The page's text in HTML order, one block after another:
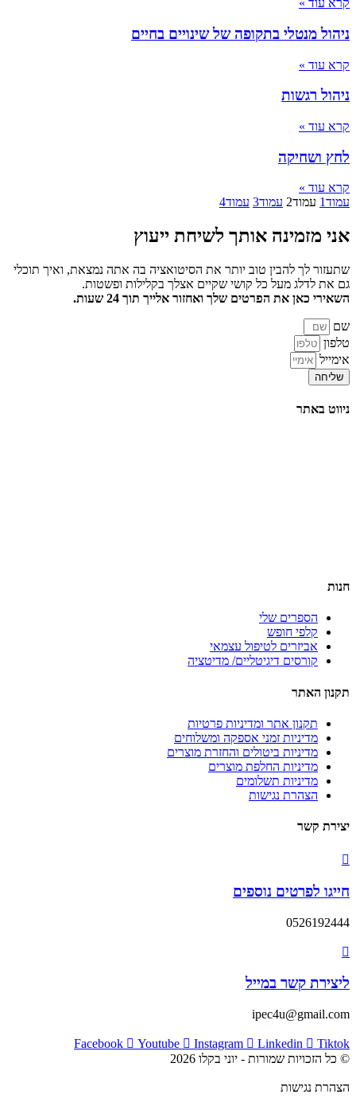
קרא עוד »
ניהול מנטלי בתקופה של שינויים בחיים
קרא עוד »
ניהול רגשות
קרא עוד »
לחץ ושחיקה
קרא עוד »
עמוד1 עמוד2 עמוד3 עמוד4
אני מזמינה אותך לשיחת ייעוץ
שתעזור לך להבין טוב יותר את הסיטואציה בה אתה נמצאת, ואיך תוכלי
גם את לדלג מעל כל קושי שקיים אצלך בקלילות ופשטות.
השאירי כאן את הפרטים שלך ואחזור אלייך תוך 24 שעות.
שם
טלפון
אימייל
שליחה
ניווט באתר
חנות
הספרים שלי
קלפי חופש
אביזרים לטיפול עצמאי
קורסים דיגיטליים/ מדיטציה
תקנון האתר
תקנון אתר ומדיניות פרטיות
מדיניות זמני אספקה ומשלוחים
מדיניות ביטולים והחזרת מוצרים
מדיניות החלפת מוצרים
מדיניות תשלומים
הצהרת נגישות
יצירת קשר
חייגו לפרטים נוספים
0526192444
ליצירת קשר במייל
ipec4u@gmail.com
Facebook Youtube Instagram Linkedin
Tiktok
© כל הזכויות שמורות - יוני בקלו 2026
הצהרת נגישות